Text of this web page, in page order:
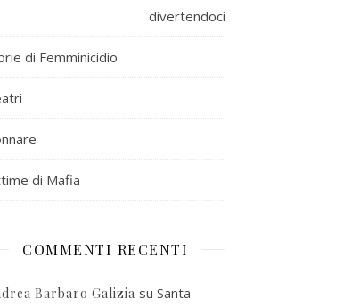
divertendoci
di Femminicidio
di Mafia
COMMENTI RECENTI
Barbaro Galizia su Santa